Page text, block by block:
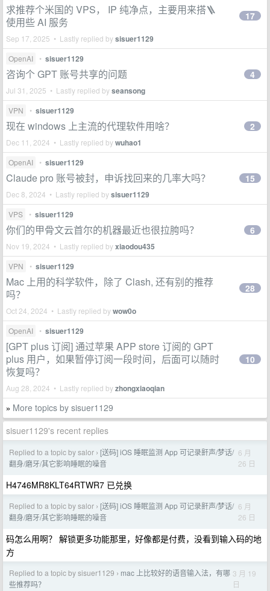
求推荐个米国的 VPS， IP 纯净点，主要用来搭🪜
使用些 AI 服务
Sep 17, 2025 • Lastly replied bysisuer1129
17
OpenAI • sisuer1129
咨询个 GPT 账号共享的问题
Jul 31, 2025 • Lastly replied byseansong
4
VPN • sisuer1129
现在 windows 上主流的代理软件用啥？
Dec 11, 2024 • Lastly replied bywuhao1
2
OpenAI • sisuer1129
Claude pro 账号被封，申诉找回来的几率大吗？
Dec 8, 2024 • Lastly replied bysisuer1129
15
VPS • sisuer1129
你们的甲骨文云首尔的机器最近也很拉胯吗？
Nov 19, 2024 • Lastly replied byxiaodou435
6
VPN • sisuer1129
Mac 上用的科学软件，除了 Clash, 还有别的推荐
吗？
Oct 24, 2024 • Lastly replied bywow0o
28
OpenAI • sisuer1129
[GPT plus 订阅] 通过苹果 APP store 订阅的 GPT
plus 用户，如果暂停订阅一段时间，后面可以随时
恢复吗？
Aug 28, 2024 • Lastly replied byzhongxiaoqian
10
» More topics by sisuer1129
sisuer1129's recent replies
Replied to a topic by salor › [送码] iOS 睡眠监测 App 可记录鼾声/梦话/
翻身/磨牙/其它影响睡眠的噪音
6 月
26 日
H4746MR8KLT64RTWR7 已兑换
Replied to a topic by salor › [送码] iOS 睡眠监测 App 可记录鼾声/梦话/
翻身/磨牙/其它影响睡眠的噪音
6 月
26 日
码怎么用啊？ 解锁更多功能那里，好像都是付费，没看到输入码的地
方
Replied to a topic by sisuer1129 › mac 上比较好的语音输入法，有哪
些推荐吗？
3 月 19
日